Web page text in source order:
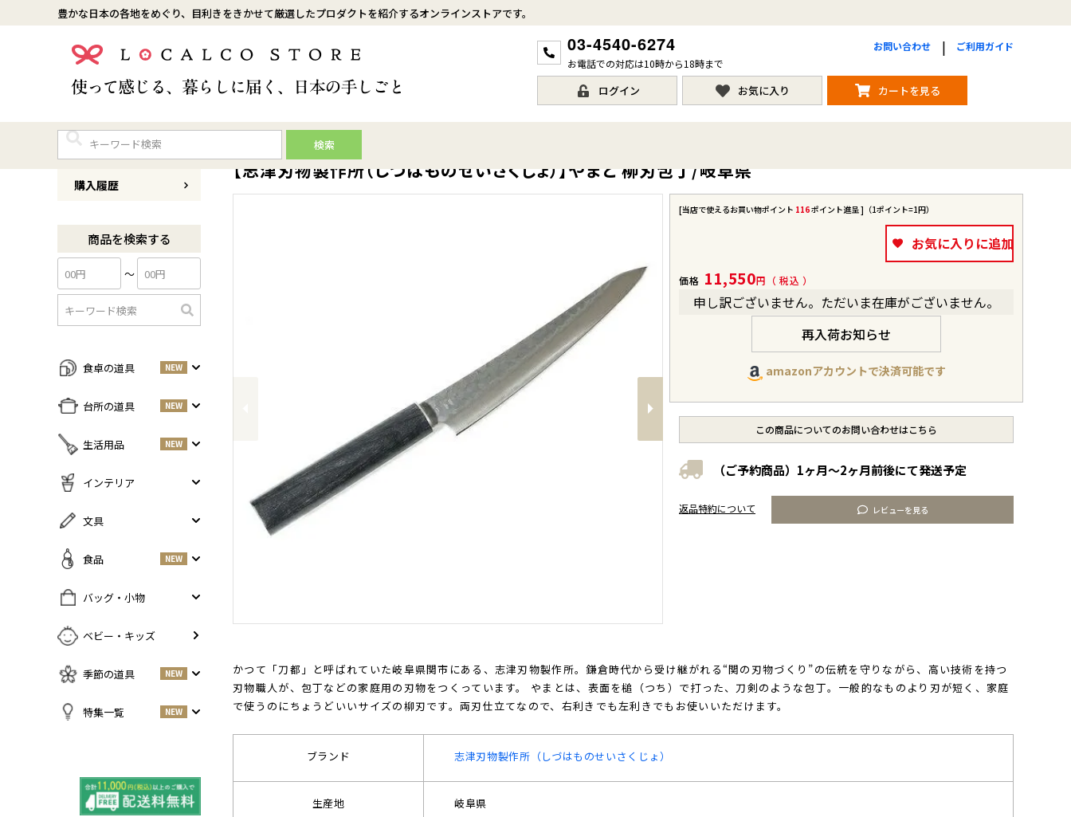
豊かな日本の各地をめぐり、目利きをきかせて厳選したプロダクトを紹介するオンラインストアです。
03-4540-6274
お電話での対応は10時から18時まで
お問い合わせ ご利用ガイド
ログイン お気に入り カートを見る
検索
購入履歴
商品を検索する
〜
検
食卓の道具 NEW
すべての商品をみる
丼・小鉢
グラス・タンブラー
NEW
トレイ・コースター・鍋しき
お弁当グッズ
ポット・鉄瓶
台所の道具 NEW
すべての商品をみる
鍋・フライパン
NEW
調理器具
保存容器
その他キッチンツール
生活用品 NEW
すべての商品をみる
美容ケア
NEW
インテリア
すべての商品をみる
香・ろうそく
文具
すべての商品をみる
PCアクセサリー
食品 NEW
すべての商品を見る
コーヒー NEW
NEW
バッグ・小物
すべての商品をみる
名刺入れ・カードケース
ベビー・キッズ
季節の道具 NEW
すべての商品をみる
秋
特集一覧 NEW
よくある質問〈ほうき
全般〉
NEW
【志津刃物製作所（しづはものせいさくじょ）】やまと 柳刃包丁/岐阜県
0129A003-001
[当店で使えるお買い物ポイント 116ポイント進呈 ]（1ポイント=1円）
価格 11,550 税込
申し訳ございません。ただいま在庫がございません。
お気に入りに追加
再入荷お知らせ
amazonアカウントで決済可能です
（ご予約商品）1ヶ月～2ヶ月前後にて発送予定
この商品についてのお問い合わせはこちら
レビューを見る
返品特約について
かつて「刀都」と呼ばれていた岐阜県関市にある、志津刃物製作所。鎌倉時代から受け継がれる“関の刃物づくり”の伝統を守りながら、高い技術を持つ
刃物職人が、包丁などの家庭用の刃物をつくっています。 やまとは、表面を槌（つち）で打った、刀剣のような包丁。一般的なものより刃が短く、家庭
で使うのにちょうどいいサイズの柳刃です。両刃仕立てなので、右利きでも左利きでもお使いいただけます。
ブランド 志津刃物製作所（しづはものせいさくじょ）
生産地 岐阜県